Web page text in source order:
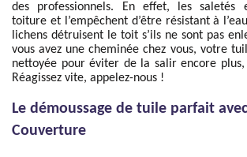
des professionnels. En effet, les saletés
toiture et l’empêchent d’être résistant à
lichens détruisent le toit s’ils ne sont pas
vous avez une cheminée chez vous, votre
nettoyée pour éviter de la salir encore
Réagissez vite, appelez-nous !
Le démoussage de tuile parfait avec
Couverture